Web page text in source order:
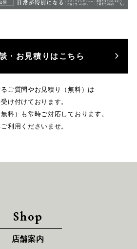
・お見積りはこちら
ご質問やお見積り（無料）は
け付けております。
料）も常時ご対応しております。
利用くださいませ。
Shop
店舗案内